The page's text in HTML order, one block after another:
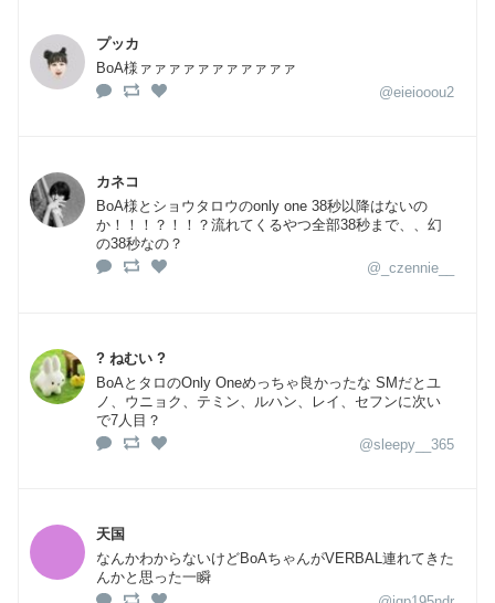
プッカ
BoA様ァァァァァァァァァァァ
@eieiooou2
カネコ
BoA様とショウタロウのonly one 38秒以降はないの
か！！！？！！？流れてくるやつ全部38秒まで、、幻
の38秒なの？
@_czennie__
? ねむい ?
BoAとタロのOnly Oneめっちゃ良かったな SMだとユ
ノ、ウニョク、テミン、ルハン、レイ、セフンに次い
で7人目？
@sleepy__365
天国
なんかわからないけどBoAちゃんがVERBAL連れてきた
んかと思った一瞬